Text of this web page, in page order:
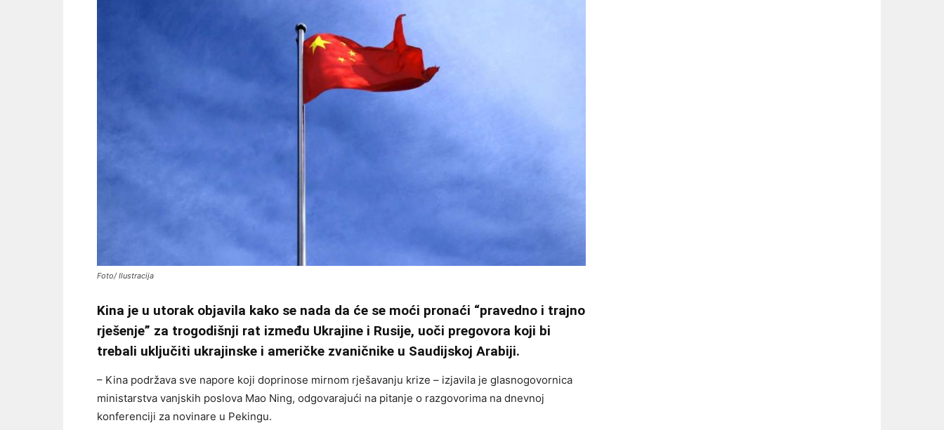
Foto/ Ilustracija
Kina je u utorak objavila kako se nada da će se moći pronaći “pravedno i trajno
rješenje” za trogodišnji rat između Ukrajine i Rusije, uoči pregovora koji bi
trebali uključiti ukrajinske i američke zvaničnike u Saudijskoj Arabiji.
– Kina podržava sve napore koji doprinose mirnom rješavanju krize – izjavila je glasnogovornica
ministarstva vanjskih poslova Mao Ning, odgovarajući na pitanje o razgovorima na dnevnoj
konferenciji za novinare u Pekingu.